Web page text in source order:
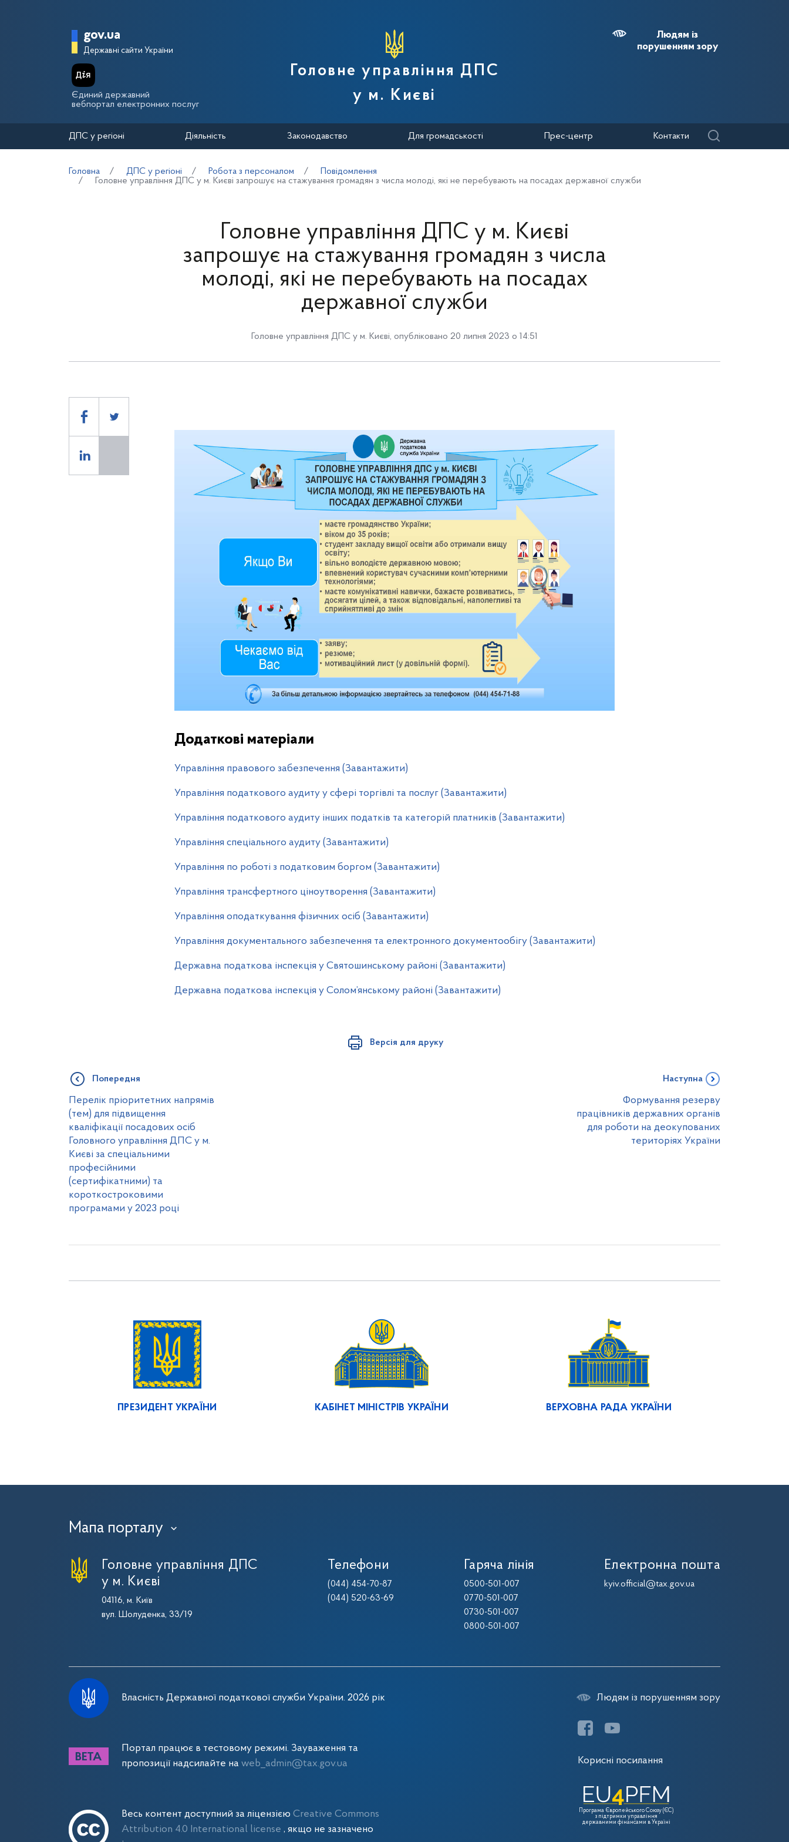
Головна сторінка Державної податкової служби України
gov.ua
Державні сайти України
Єдиний державний
вебпортал електронних послуг
Головне управління ДПС
у м. Києві
Людям із
порушенням зору
ДПС у регіоні Діяльність Законодавство Для громадськості Прес-центр Контакти
Головна ДПС у регіоні Робота з персоналом
Повідомлення
Головне управління ДПС у м. Києві запрошує на стажування громадян з числа молоді, які не перебувають на посадах державної служби
Головне управління ДПС у м. Києві
запрошує на стажування громадян з числа
молоді, які не перебувають на посадах
державної служби
Головне управління ДПС у м. Києві, опубліковано 20 липня 2023 о 14:51
Додаткові матеріали
Управління правового забезпечення (Завантажити)
Управління податкового аудиту у сфері торгівлі та послуг (Завантажити)
Управління податкового аудиту інших податків та категорій платників (Завантажити)
Управління спеціального аудиту (Завантажити)
Управління по роботі з податковим боргом (Завантажити)
Управління трансфертного ціноутворення (Завантажити)
Управління оподаткування фізичних осіб (Завантажити)
Управління документального забезпечення та електронного документообігу (Завантажити)
Державна податкова інспекція у Святошинському районі (Завантажити)
Державна податкова інспекція у Солом’янському районі (Завантажити)
Версія для друку
Попередня
Перелік пріоритетних напрямів
(тем) для підвищення
кваліфікації посадових осіб
Головного управління ДПС у м.
Києві за спеціальними
професійними
(сертифікатними) та
короткостроковими
програмами у 2023 році
Наступна
Формування резерву
працівників державних органів
для роботи на деокупованих
територіях України
ПРЕЗИДЕНТ УКРАЇНИ КАБІНЕТ МІНІСТРІВ УКРАЇНИ ВЕРХОВНА РАДА УКРАЇНИ
Мапа порталу ›
Головне управління ДПС
у м. Києві
04116, м. Київ
вул. Шолуденка, 33/19
Телефони
(044) 454-70-87
(044) 520-63-69
Гаряча лінія
0500-501-007
0770-501-007
0730-501-007
0800-501-007
Електронна пошта
kyiv.official@tax.gov.ua
Власність Державної податкової служби України. 2026 рік
Портал працює в тестовому режимі. Зауваження та
пропозиції надсилайте на web_admin@tax.gov.ua
Весь контент доступний за ліцензією Creative Commons
Attribution 4.0 International license , якщо не зазначено
Людям із порушенням зору
Корисні посилання
Програма Європейського Союзу (ЄС)
з підтримки управління
державними фінансами в Україні